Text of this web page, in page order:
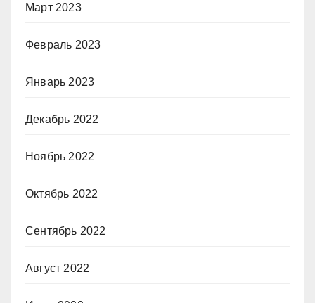
Март 2023
Февраль 2023
Январь 2023
Декабрь 2022
Ноябрь 2022
Октябрь 2022
Сентябрь 2022
Август 2022